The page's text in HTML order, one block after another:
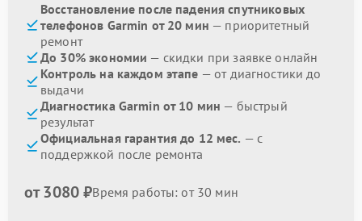
Восстановление после падения спутниковых
телефонов Garmin от 20 мин — приоритетный
ремонт
До 30% экономии — скидки при заявке онлайн
Контроль на каждом этапе — от диагностики до
выдачи
Диагностика Garmin от 10 мин — быстрый
результат
Официальная гарантия до 12 мес. — с
поддержкой после ремонта
от 3080 ₽Время работы: от 30 мин